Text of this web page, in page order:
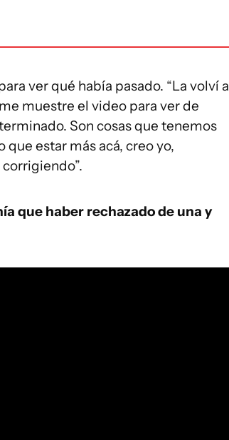
ver qué había pasado. “La volví a
muestre el video para ver de
Son cosas que tenemos
estar más acá, creo yo,
que haber rechazado de una y